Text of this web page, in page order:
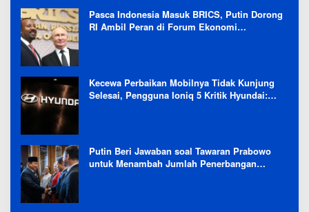
Pasca Indonesia Masuk BRICS, Putin Dorong
RI Ambil Peran di Forum Ekonomi
Kecewa Perbaikan Mobilnya Tidak Kunjung
Selesai, Pengguna Ioniq 5 Kritik Hyundai:
Putin Beri Jawaban soal Tawaran Prabowo
untuk Menambah Jumlah Penerbangan